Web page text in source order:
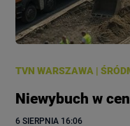
TVN WARSZAWA |
Niewybuch w
6 SIERPNIA 16:06